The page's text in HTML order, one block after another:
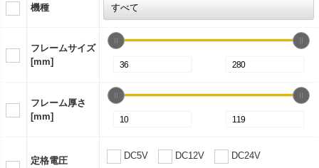
機種
フレームサイズ
[mm]
フレーム厚さ
[mm]
定格電圧
DC5V DC12V DC24V